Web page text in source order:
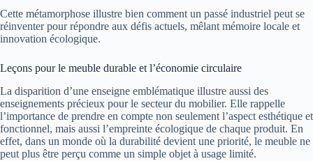
Cette métamorphose illustre bien comment un passé industriel peut se
réinventer pour répondre aux défis actuels, mêlant mémoire locale et
innovation écologique.
Leçons pour le meuble durable et l’économie circulaire
La disparition d’une enseigne emblématique illustre aussi des
enseignements précieux pour le secteur du mobilier. Elle rappelle
l’importance de prendre en compte non seulement l’aspect esthétique et
fonctionnel, mais aussi l’empreinte écologique de chaque produit. En
effet, dans un monde où la durabilité devient une priorité, le meuble ne
peut plus être perçu comme un simple objet à usage limité.